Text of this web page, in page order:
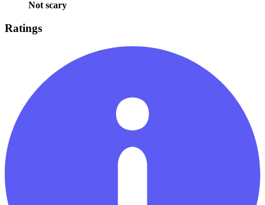
Not scary
Ratings